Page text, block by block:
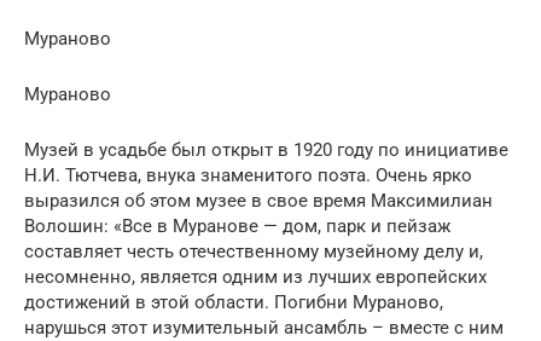
Мураново
Мураново
Музей в усадьбе был открыт в 1920 году по инициативе
Н.И. Тютчева, внука знаменитого поэта. Очень ярко
выразился об этом музее в свое время Максимилиан
Волошин: «Все в Муранове — дом, парк и пейзаж
составляет честь отечественному музейному делу и,
несомненно, является одним из лучших европейских
достижений в этой области. Погибни Мураново,
нарушься этот изумительный ансамбль – вместе с ним